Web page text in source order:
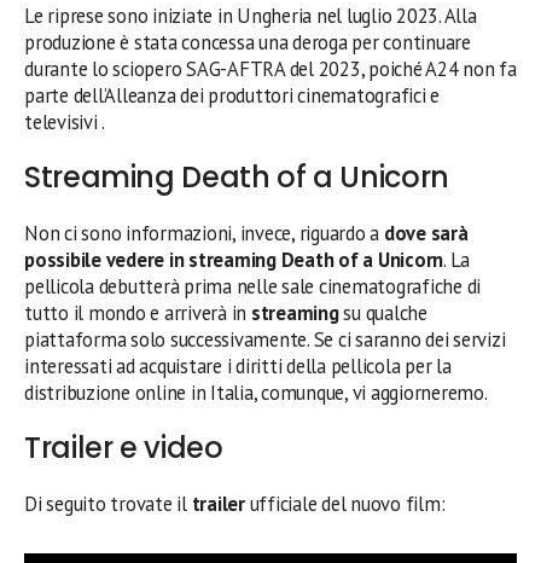
Le riprese sono iniziate in Ungheria nel luglio 2023. Alla
produzione è stata concessa una deroga per continuare
durante lo sciopero SAG-AFTRA del 2023, poiché A24 non fa
parte dell’Alleanza dei produttori cinematografici e
televisivi .
Streaming Death of a Unicorn
Non ci sono informazioni, invece, riguardo a dove sarà
possibile vedere in streaming Death of a Unicorn. La
pellicola debutterà prima nelle sale cinematografiche di
tutto il mondo e arriverà in streamingsu qualche
piattaforma solo successivamente. Se ci saranno dei servizi
interessati ad acquistare i diritti della pellicola per la
distribuzione online in Italia, comunque, vi aggiorneremo.
Trailer e video
Di seguito trovate il trailerufficiale del nuovo film: